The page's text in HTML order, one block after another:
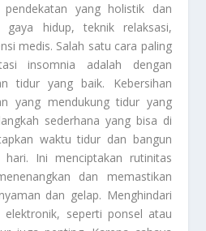
pendekatan yang holistik dan
gaya hidup, teknik relaksasi,
medis. Salah satu cara paling
insomnia adalah dengan
tidur yang baik. Kebersihan
yang mendukung tidur yang
sederhana yang bisa di
waktu tidur dan bangun
Ini menciptakan rutinitas
dan memastikan
dan gelap. Menghindari
elektronik, seperti ponsel atau